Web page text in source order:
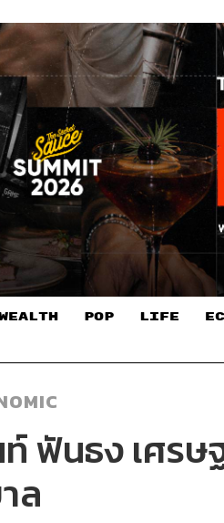
POP LIFE
ท์ ฟันธง เศร
ล